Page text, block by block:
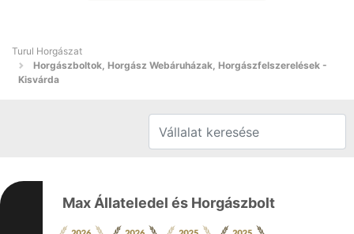
Turul Horgászat
Horgászboltok, Horgász Webáruházak, Horgászfelszerelések -
Kisvárda
Max Állateledel és Horgászbolt